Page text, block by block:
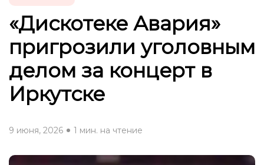
«Дискотеке Авария»
пригрозили уголовным
делом за концерт в
Иркутске
9 июня, 2026 1 мин. на чтение